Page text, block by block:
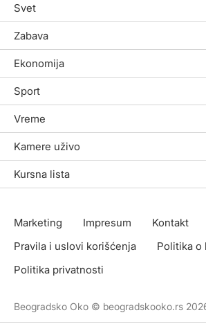
Svet
Zabava
Ekonomija
Sport
Vreme
Kamere uživo
Kursna lista
Marketing Impresum
Kontakt
Pravila i uslovi korišćenja
Politika o
Politika privatnosti
Beogradsko Oko © beogradskooko.rs